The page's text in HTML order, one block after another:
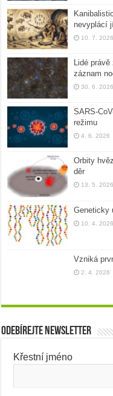
nevyplácí
10. 7. 2026
Lidé
záznam
30. 6. 2026
SARS-
režimu
4. 6. 2026
Orbity
děr
13. 5. 2026
Geneticky
10. 4. 2026
Vzniká
2. 4. 2026
Odebírejte newsletter
Křestní jméno